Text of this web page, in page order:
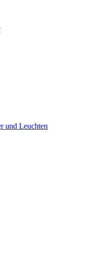
und Leuchten